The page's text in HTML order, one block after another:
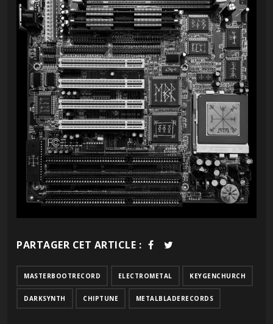
PARTAGER CET ARTICLE :
MASTERBOOTRECORD ELECTROMETAL KEYGENCHURCH
DARKSYNTH CHIPTUNE METALBLADERECORDS